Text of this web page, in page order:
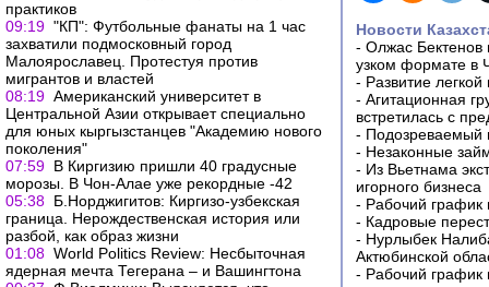
практиков
09:19 "КП": Футбольные фанаты на 1 час
захватили подмосковный город
Малоярославец. Протестуя против
мигрантов и властей
08:19 Американский университет в
Центральной Азии открывает специально
для юных кыргызстанцев "Академию нового
поколения"
07:59 В Киргизию пришли 40 градусные
морозы. В Чон-Алае уже рекордные -42
05:38 Б.Норджигитов: Киргизо-узбекская
граница. Нерождественская история или
разбой, как образ жизни
01:08 World Politics Review: Несбыточная
ядерная мечта Тегерана – и Вашингтона
Новости
- Олжас Бектенов
узком формате в
- Развитие
- Агитационная
встретилась с
- Подозреваемый
- Незаконные
- Из Вьетнама
игорного бизнеса
- Рабочий график
- Кадровые
- Нурлыбек
Актюбинской
- Рабочий график